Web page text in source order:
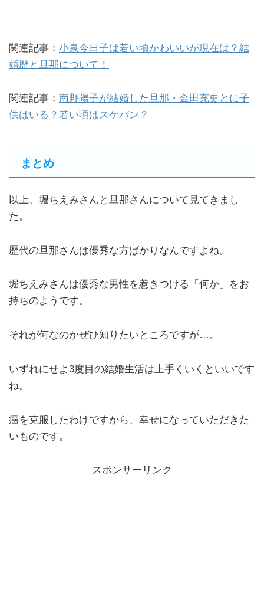
関連記事： 小泉今日子は若い頃かわいいが現在は？結
婚歴と旦那について！
関連記事： 南野陽子が結婚した旦那・金田充史とに子
供はいる？若い頃はスケバン？
まとめ
以上、堀ちえみさんと旦那さんについて見てきまし
た。
歴代の旦那さんは優秀な方ばかりなんですよね。
堀ちえみさんは優秀な男性を惹きつける「何か」をお
持ちのようです。
それが何なのかぜひ知りたいところですが…。
いずれにせよ3度目の結婚生活は上手くいくといいです
ね。
癌を克服したわけですから、幸せになっていただきた
いものです。
スポンサーリンク